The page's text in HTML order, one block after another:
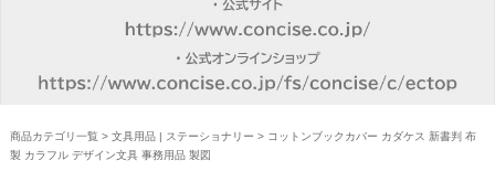
商品カテゴリ一覧 > 文具用品 | ステーショナリー > コットンブックカバー カダケス 新書判 布
製 カラフル デザイン文具 事務用品 製図